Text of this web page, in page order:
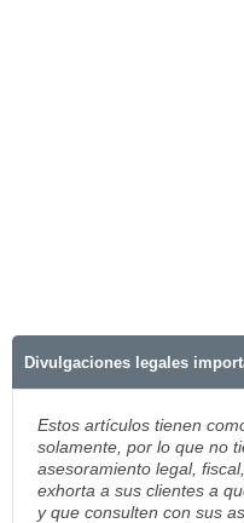
Divulgaciones legales
Estos artículos tienen
solamente, por lo que no
asesoramiento legal,
exhorta a sus clientes a
y que consulten con sus